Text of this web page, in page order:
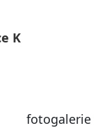
K
fotogalerie